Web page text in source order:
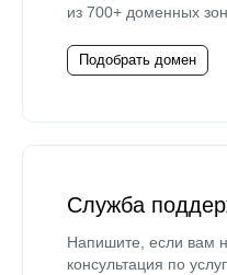
из 700+ доменных зон.
Подобрать домен
Служба
Напишите, если вам
консультация по